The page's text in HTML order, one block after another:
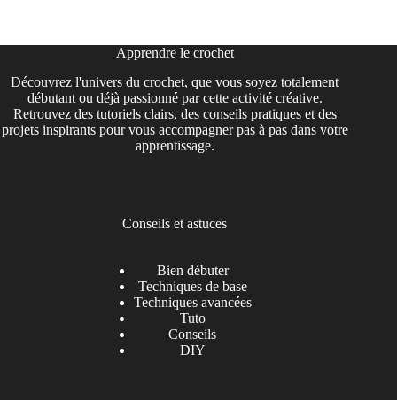
Apprendre le crochet
Découvrez l'univers du crochet, que vous soyez totalement
débutant ou déjà passionné par cette activité créative.
Retrouvez des tutoriels clairs, des conseils pratiques et des
projets inspirants pour vous accompagner pas à pas dans votre
apprentissage.
Conseils et astuces
Bien débuter
Techniques de base
Techniques avancées
Tuto
Conseils
DIY